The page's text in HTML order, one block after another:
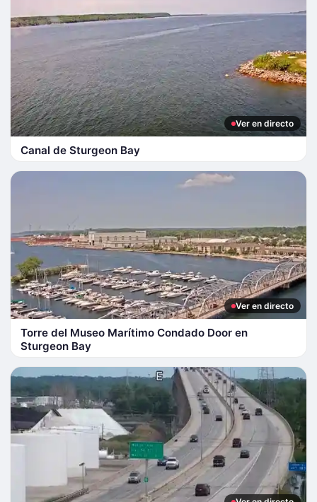
Ver en directo
Canal de Sturgeon Bay
Ver en directo
Torre del Museo Marítimo Condado Door en
Sturgeon Bay